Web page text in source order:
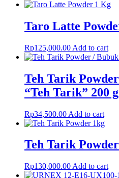
Taro Latte
Rp125,000.00 Add to cart
Teh Tarik
“Teh Tarik” 200
Rp34,500.00 Add to cart
Teh Tarik
Rp130,000.00 Add to cart